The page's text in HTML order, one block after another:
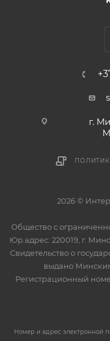
г.
2026 ©
Общество с
Юр.адрес: 220019, г.
Свидетельство о
выдано
Регистрационный
Номер и адрес электронной